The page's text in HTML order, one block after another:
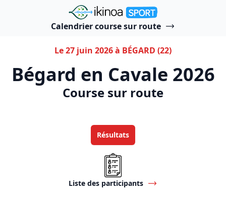
"Ikinoa Sport"
Calendrier course sur route
Le 27 juin 2026 à BÉGARD (22)
Bégard en Cavale 2026
Course sur route
Résultats
Liste des participants